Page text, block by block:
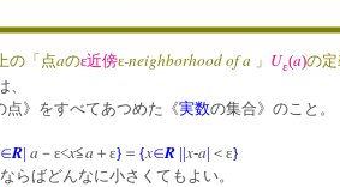
の「点aのε近傍ε-neighborhood of a 」 Uε(a)の定
、
点》をすべてあつめた《実数の集合》のこと。
∈R| a －ε<x≦a ＋ε} ＝ {x∈R ||x-a| ＜ε}
らばどんなに小さくてもよい。